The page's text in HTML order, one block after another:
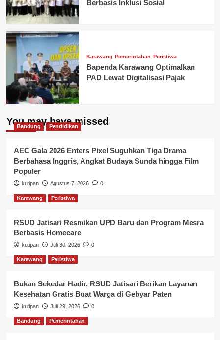
Berbasis Inklusi Sosial
Karawang Pemerintahan Peristiwa
Bapenda Karawang Optimalkan
PAD Lewat Digitalisasi Pajak
You may have missed
Bandung Pendidikan
AEC Gala 2026 Enters Pixel Suguhkan Tiga Drama
Berbahasa Inggris, Angkat Budaya Sunda hingga Film
Populer
kutipan Agustus 7, 2026 0
Karawang Peristiwa
RSUD Jatisari Resmikan UPD Baru dan Program Mesra
Berbasis Homecare
kutipan Juli 30, 2026 0
Karawang Peristiwa
Bukan Sekedar Hadir, RSUD Jatisari Berikan Layanan
Kesehatan Gratis Buat Warga di Gebyar Paten
kutipan Juli 29, 2026 0
Bandung Pemerintahan